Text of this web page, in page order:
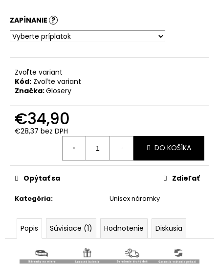
ZAPÍNANIE ?
Zvoľte variant
Kód: Zvoľte variant
Značka:Glosery
€34,90
€28,37 bez DPH
DO KOŠÍKA
Kategória: Unisex náramky
Opýtať sa Zdieľať
Popis Súvisiace (1) Hodnotenie Diskusia